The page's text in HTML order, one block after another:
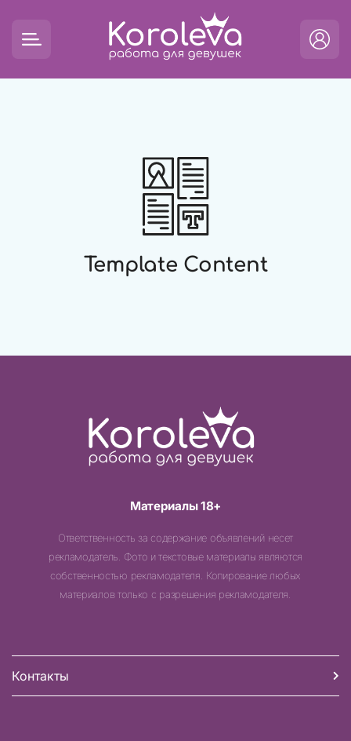
Template Content
Материалы 18+
Ответственность за содержание объявлений несет
рекламодатель. Фото и текстовые материалы являются
собственностью рекламодателя. Копирование любых
материалов только с разрешения рекламодателя.
Контакты